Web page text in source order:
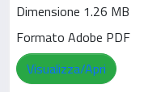
Dimensione 1.26 MB
Formato Adobe PDF
Visualizza/Apri